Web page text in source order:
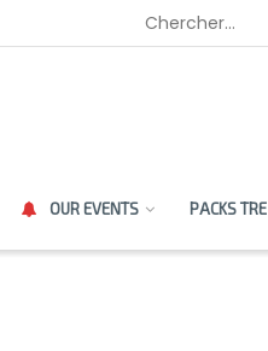
OUR EVENTS PACKS TRE